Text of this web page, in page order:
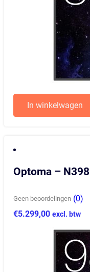
In winkelwagen
Optoma –
Geen beoordelingen (0)
€5.299,00 excl. btw